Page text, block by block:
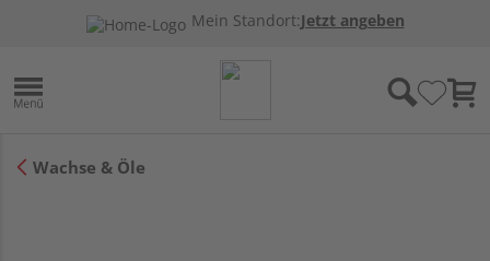
Mein Standort:Jetzt angeben
Wachse & Öle